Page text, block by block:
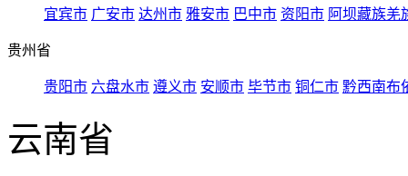
宜宾市 广安市 达州市 雅安市 巴中市 资阳市 阿坝藏族羌
贵州省
贵阳市 六盘水市 遵义市 安顺市 毕节市 铜仁市 黔西南布
云南省